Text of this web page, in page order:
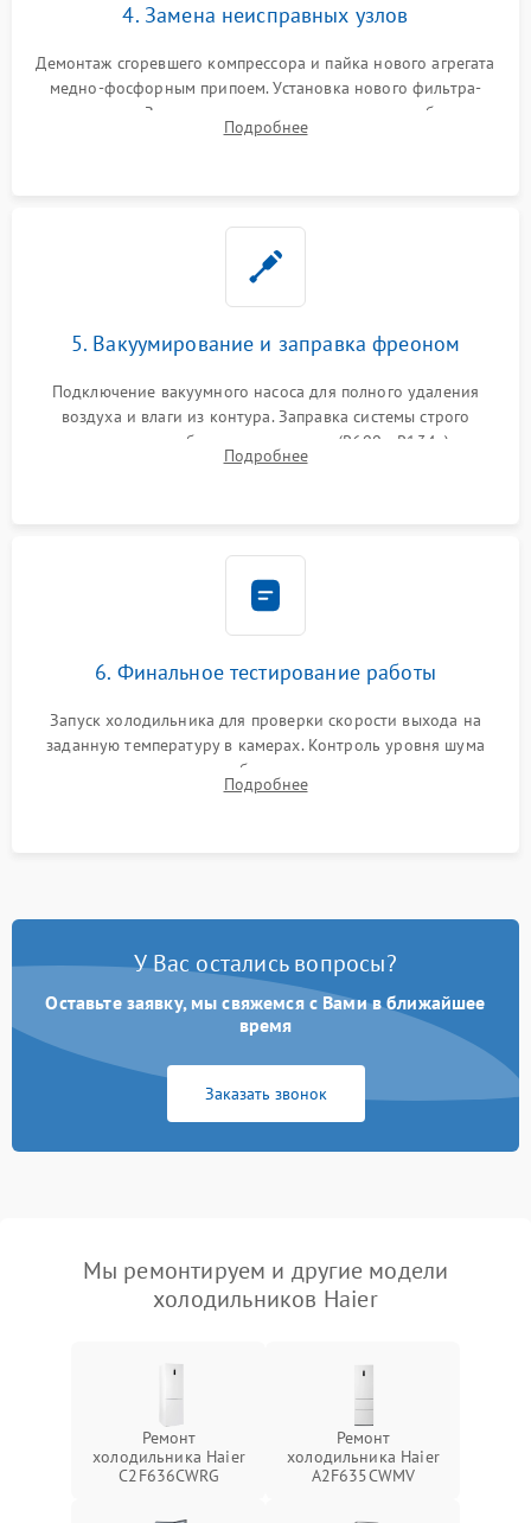
4. Замена неисправных узлов
Демонтаж сгоревшего компрессора и пайка нового агрегата
медно-фосфорным припоем. Установка нового фильтра-
осушителя. Замена изношенных вентиляторов обдува,
сломанных заслонок или поврежденных дверных петель.
Подробнее
5. Вакуумирование и заправка фреоном
Подключение вакуумного насоса для полного удаления
воздуха и влаги из контура. Заправка системы строго
дозированным объемом хладагента (R600a, R134a) по
электронным весам. Контроль рабочего давления в системе.
Подробнее
6. Финальное тестирование работы
Запуск холодильника для проверки скорости выхода на
заданную температуру в камерах. Контроль уровня шума
компрессора, отсутствия обмерзания стенок и корректного
срабатывания системы автоматической оттайки.
Подробнее
У Вас остались вопросы?
Оставьте заявку, мы свяжемся с Вами в ближайшее
время
Заказать звонок
Мы ремонтируем и другие модели
холодильников Haier
Ремонт
холодильника Haier
C2F636CWRG
Ремонт
холодильника Haier
A2F635CWMV